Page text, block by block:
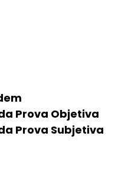
Prova Objetiva
Prova Subjetiva